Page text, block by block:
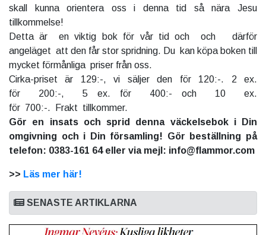
skall kunna orientera oss i denna tid så nära Jesu
tillkommelse!
Detta är en viktig bok för vår tid och och därför
angeläget att den får stor spridning. Du kan köpa boken till
mycket förmånliga priser från oss.
Cirka-priset är 129:-, vi säljer den för 120:-. 2 ex.
för 200:-, 5 ex. för 400:- och 10 ex.
för 700:-. Frakt tillkommer.
Gör en insats och sprid denna väckelsebok i Din
omgivning och i Din församling! Gör beställning på
telefon: 0383-161 64 eller via mejl: info@flammor.com
>> Läs mer här!
SENASTE ARTIKLARNA